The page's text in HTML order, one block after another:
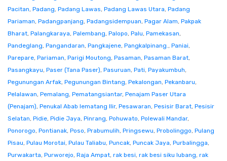
Pacitan, Padang, Padang Lawas, Padang Lawas Utara, Padang
Pariaman, Padangpanjang, Padangsidempuan, Pagar Alam, Pakpak
Bharat, Palangkaraya, Palembang, Palopo, Palu, Pamekasan,
Pandeglang, Pangandaran, Pangkajene, Pangkalpinang., Paniai,
Parepare, Pariaman, Parigi Moutong, Pasaman, Pasaman Barat,
Pasangkayu, Paser (Tana Paser), Pasuruan, Pati, Payakumbuh,
Pegunungan Arfak, Pegunungan Bintang, Pekalongan, Pekanbaru,
Pelalawan, Pemalang, Pematangsiantar, Penajam Paser Utara
(Penajam), Penukal Abab lematang Ilir, Pesawaran, Pesisir Barat, Pesisir
Selatan, Pidie, Pidie Jaya, Pinrang, Pohuwato, Polewali Mandar,
Ponorogo, Pontianak, Poso, Prabumulih, Pringsewu, Probolinggo, Pulang
Pisau, Pulau Morotai, Pulau Taliabu, Puncak, Puncak Jaya, Purbalingga,
Purwakarta, Purworejo, Raja Ampat, rak besi, rak besi siku lubang, rak